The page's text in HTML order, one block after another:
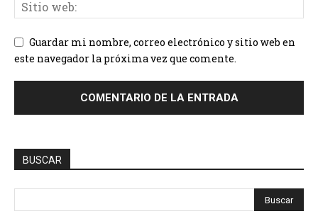
Guardar mi nombre, correo electrónico y sitio web en
este navegador la próxima vez que comente.
BUSCAR